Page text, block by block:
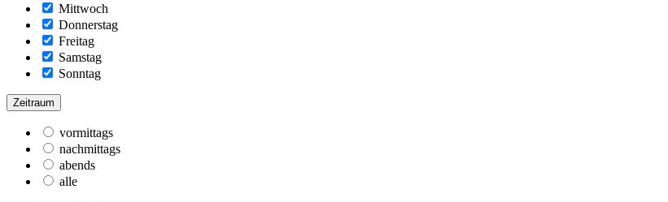
Mittwoch
Donnerstag
Freitag
Samstag
Sonntag
Zeitraum
vormittags
nachmittags
abends
alle